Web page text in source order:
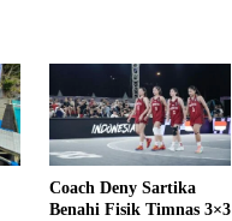
Coach Deny Sartika
Benahi Fisik Timnas 3×3